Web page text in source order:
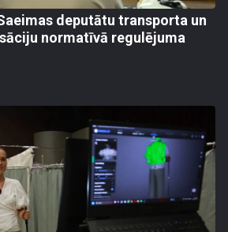
deputātu transporta un
normatīvā regulējuma